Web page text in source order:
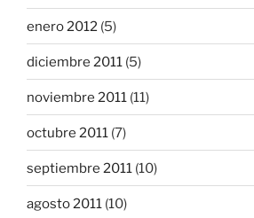
enero 2012 (5)
diciembre 2011 (5)
noviembre 2011 (11)
octubre 2011 (7)
septiembre 2011 (10)
agosto 2011 (10)